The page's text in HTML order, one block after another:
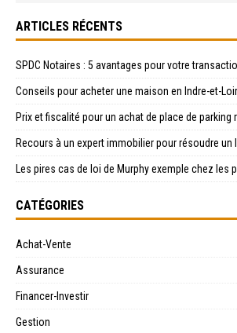
ARTICLES RÉCENTS
SPDC Notaires : 5 avantages pour votre
Conseils pour acheter une maison en Indre-et-
Prix et fiscalité pour un achat de place de parking
Recours à un expert immobilier pour résoudre un
Les pires cas de loi de Murphy exemple chez les
CATÉGORIES
Achat-Vente
Assurance
Financer-Investir
Gestion